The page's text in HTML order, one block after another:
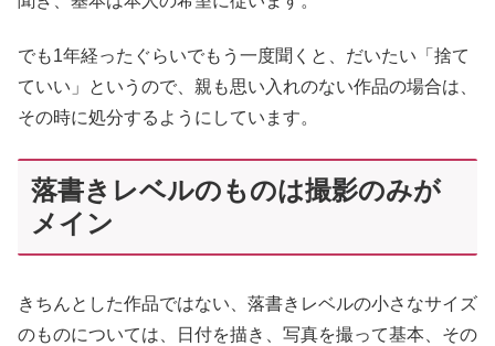
でも1年経ったぐらいでもう一度聞くと、だいたい「捨て
ていい」というので、親も思い入れのない作品の場合は、
その時に処分するようにしています。
落書きレベルのものは撮影のみが
メイン
きちんとした作品ではない、落書きレベルの小さなサイズ
のものについては、日付を描き、写真を撮って基本、その